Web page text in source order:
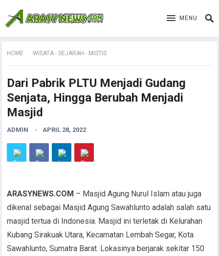
MENU
HOME WISATA - SEJARAH - MISTIS
Dari Pabrik PLTU Menjadi Gudang
Senjata, Hingga Berubah Menjadi
Masjid
ADMIN APRIL 28, 2022
ARASYNEWS.COM – Masjid Agung Nurul Islam atau juga
dikenal sebagai Masjid Agung Sawahlunto adalah salah satu
masjid tertua di Indonesia. Masjid ini terletak di Kelurahan
Kubang Sirakuak Utara, Kecamatan Lembah Segar, Kota
Sawahlunto, Sumatra Barat. Lokasinya berjarak sekitar 150